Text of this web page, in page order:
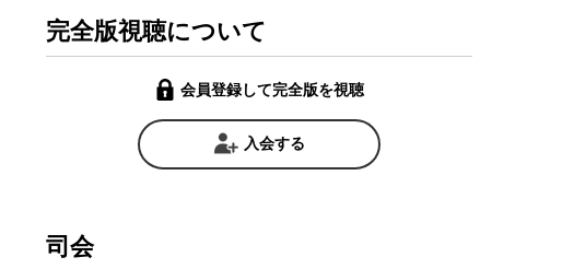
完全版視聴について
会員登録して完全版を視聴
入会する
司会